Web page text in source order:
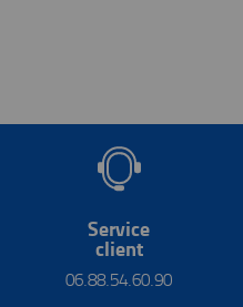
Service
client
06.88.54.60.90